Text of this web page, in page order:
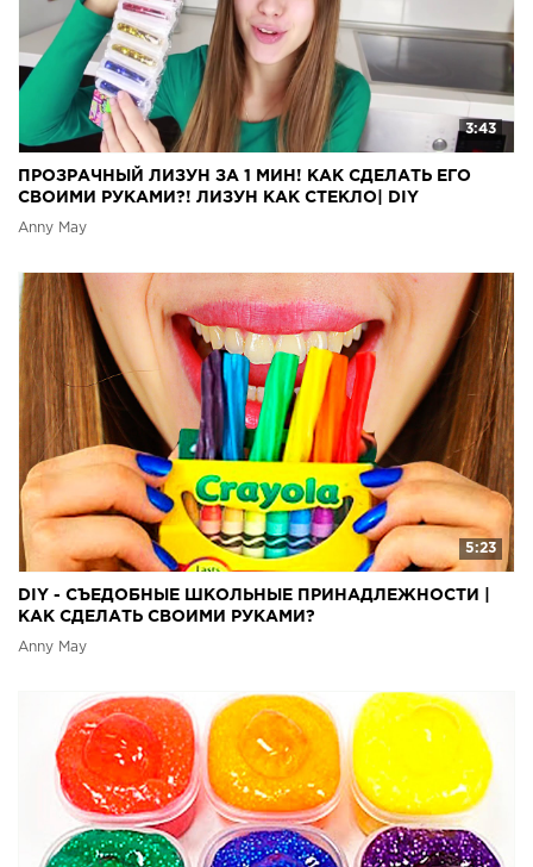
3:43
ПРОЗРАЧНЫЙ ЛИЗУН ЗА 1 МИН! КАК СДЕЛАТЬ ЕГО
СВОИМИ РУКАМИ?! ЛИЗУН КАК СТЕКЛО| DIY
Anny May
5:23
DIY - СЪЕДОБНЫЕ ШКОЛЬНЫЕ ПРИНАДЛЕЖНОСТИ |
КАК СДЕЛАТЬ СВОИМИ РУКАМИ?
Anny May